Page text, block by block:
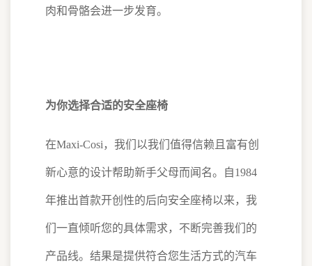
肉和骨骼会进一步发育。
为你选择合适的安全座椅
在Maxi-Cosi，我们以我们值得信赖且富有创
新心意的设计帮助新手父母而闻名。自1984
年推出首款开创性的后向安全座椅以来，我
们一直倾听您的具体需求，不断完善我们的
产品线。结果是提供符合您生活方式的汽车